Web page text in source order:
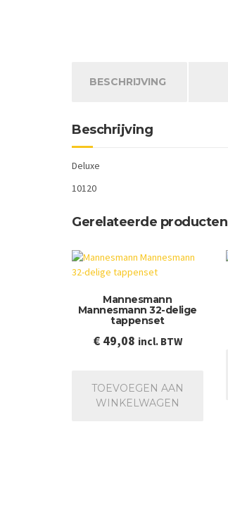
BESCHRIJVING
Beschrijving
Deluxe
10120
Gerelateerde producten
Mannesmann
Mannesmann 32-delige
tappenset
€49,08 incl. BTW
TOEVOEGEN AAN
WINKELWAGEN